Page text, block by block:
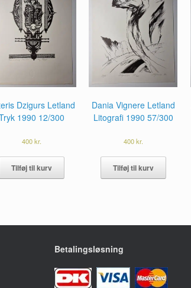
Dzigurs Letland
1990 12/300
400kr.
Tilføj til kurv
Dania Vignere Letland
Litografi 1990 57/300
400kr.
Tilføj til kurv
Betalingsløsning